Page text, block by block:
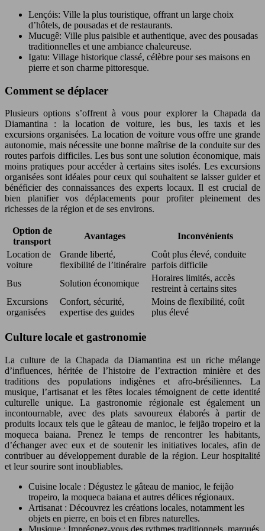
Lençóis: Ville la plus touristique, offrant un large choix
d’hôtels, de pousadas et de restaurants.
Mucugê: Ville plus paisible et authentique, avec des pousadas
traditionnelles et une ambiance chaleureuse.
Igatu: Village historique classé, célèbre pour ses maisons en
pierre et son charme pittoresque.
Comment se déplacer
Plusieurs options s’offrent à vous pour explorer la Chapada da
Diamantina : la location de voiture, les bus, les taxis et les
excursions organisées. La location de voiture vous offre une grande
autonomie, mais nécessite une bonne maîtrise de la conduite sur des
routes parfois difficiles. Les bus sont une solution économique, mais
moins pratiques pour accéder à certains sites isolés. Les excursions
organisées sont idéales pour ceux qui souhaitent se laisser guider et
bénéficier des connaissances des experts locaux. Il est crucial de
bien planifier vos déplacements pour profiter pleinement des
richesses de la région et de ses environs.
Option de
transport
Avantages
Inconvénients
Location de
voiture
Grande liberté,
flexibilité de l’itinéraire
Coût plus élevé, conduite
parfois difficile
Bus
Solution économique
Horaires limités, accès
restreint à certains sites
Excursions
organisées
Confort, sécurité,
expertise des guides
Moins de flexibilité, coût
plus élevé
Culture locale et gastronomie
La culture de la Chapada da Diamantina est un riche mélange
d’influences, héritée de l’histoire de l’extraction minière et des
traditions des populations indigènes et afro-brésiliennes. La
musique, l’artisanat et les fêtes locales témoignent de cette identité
culturelle unique. La gastronomie régionale est également un
incontournable, avec des plats savoureux élaborés à partir de
produits locaux tels que le gâteau de manioc, le feijão tropeiro et la
moqueca baiana. Prenez le temps de rencontrer les habitants,
d’échanger avec eux et de soutenir les initiatives locales, afin de
contribuer au développement durable de la région. Leur hospitalité
et leur sourire sont inoubliables.
Cuisine locale : Dégustez le gâteau de manioc, le feijão
tropeiro, la moqueca baiana et autres délices régionaux.
Artisanat : Découvrez les créations locales, notamment les
objets en pierre, en bois et en fibres naturelles.
Musique : Imprégnez-vous des rythmes traditionnels, marqués